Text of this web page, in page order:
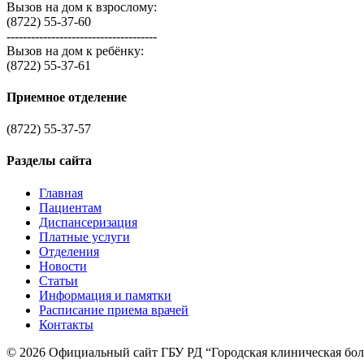
Вызов на дом к взрослому:
(8722) 55-37-60
-------------------------------------
Вызов на дом к ребёнку:
(8722) 55-37-61
Приемное отделение
(8722) 55-37-57
Разделы сайта
Главная
Пациентам
Диспансеризация
Платные услуги
Отделения
Новости
Статьи
Информация и памятки
Расписание приема врачей
Контакты
© 2026 Официальный сайт ГБУ РД “Городская клиническая